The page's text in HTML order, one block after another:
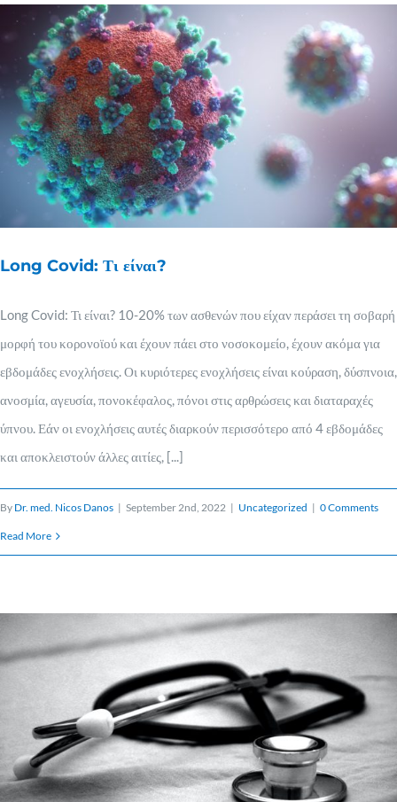
Long Covid: Τι είναι?
Long Covid: Τι είναι? 10-20% των ασθενών που είχαν περάσει τη σοβαρή
μορφή του κορονοϊού και έχουν πάει στο νοσοκομείο, έχουν ακόμα για
εβδομάδες ενοχλήσεις. Οι κυριότερες ενοχλήσεις είναι κούραση, δύσπνοια,
ανοσμία, αγευσία, πονοκέφαλος, πόνοι στις αρθρώσεις και διαταραχές
ύπνου. Εάν οι ενοχλήσεις αυτές διαρκούν περισσότερο από 4 εβδομάδες
και αποκλειστούν άλλες αιτίες, [...]
By Dr. med. Nicos Danos | September 2nd, 2022 | Uncategorized | 0 Comments
Read More